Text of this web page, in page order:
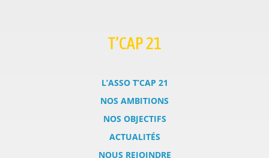
T’CAP 21
L’ASSO T’CAP 21
NOS AMBITIONS
NOS OBJECTIFS
ACTUALITÉS
NOUS REJOINDRE